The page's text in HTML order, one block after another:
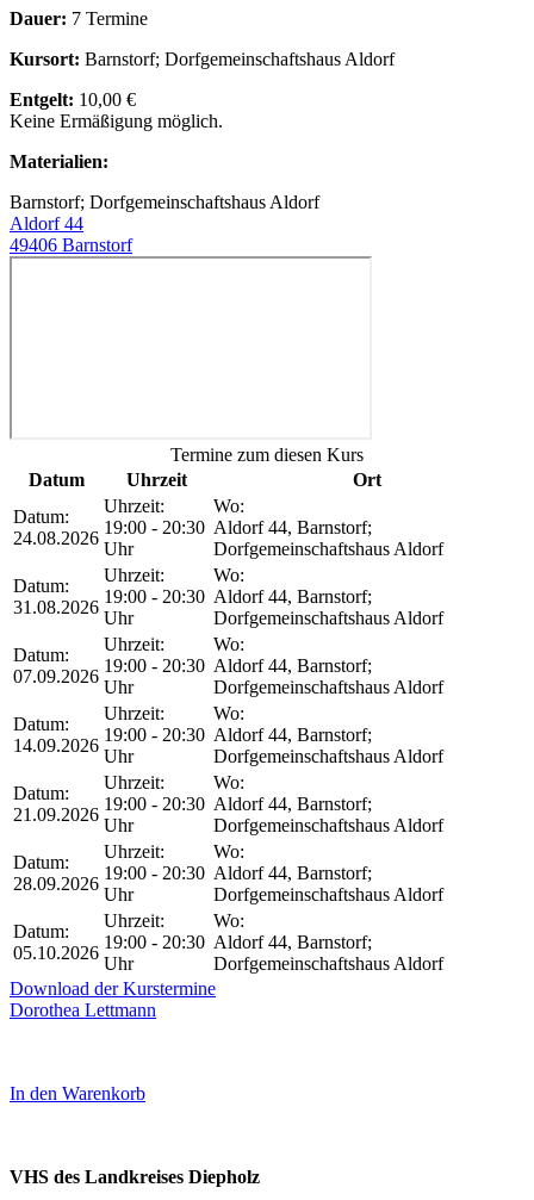
Dauer: 7 Termine
Kursort: Barnstorf; Dorfgemeinschaftshaus Aldorf
Entgelt: 10,00 €
Keine Ermäßigung möglich.
Materialien:
Barnstorf; Dorfgemeinschaftshaus Aldorf
Aldorf 44
49406 Barnstorf
Termine zum diesen Kurs
Datum
Uhrzeit
Ort
Datum:
24.08.2026
Uhrzeit:
19:00 - 20:30
Uhr
Wo:
Aldorf 44, Barnstorf;
Dorfgemeinschaftshaus Aldorf
Datum:
31.08.2026
Uhrzeit:
19:00 - 20:30
Uhr
Wo:
Aldorf 44, Barnstorf;
Dorfgemeinschaftshaus Aldorf
Datum:
07.09.2026
Uhrzeit:
19:00 - 20:30
Uhr
Wo:
Aldorf 44, Barnstorf;
Dorfgemeinschaftshaus Aldorf
Datum:
14.09.2026
Uhrzeit:
19:00 - 20:30
Uhr
Wo:
Aldorf 44, Barnstorf;
Dorfgemeinschaftshaus Aldorf
Datum:
21.09.2026
Uhrzeit:
19:00 - 20:30
Uhr
Wo:
Aldorf 44, Barnstorf;
Dorfgemeinschaftshaus Aldorf
Datum:
28.09.2026
Uhrzeit:
19:00 - 20:30
Uhr
Wo:
Aldorf 44, Barnstorf;
Dorfgemeinschaftshaus Aldorf
Datum:
05.10.2026
Uhrzeit:
19:00 - 20:30
Uhr
Wo:
Aldorf 44, Barnstorf;
Dorfgemeinschaftshaus Aldorf
Download der Kurstermine
Dorothea Lettmann
In den Warenkorb
VHS des Landkreises Diepholz